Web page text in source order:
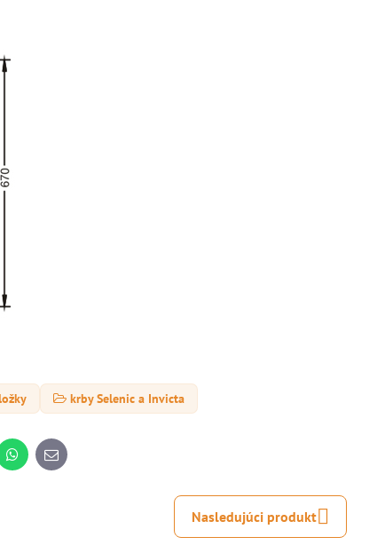
krby Selenic a Invicta
WhatsApp
E-
mail
Nasledujúci produkt